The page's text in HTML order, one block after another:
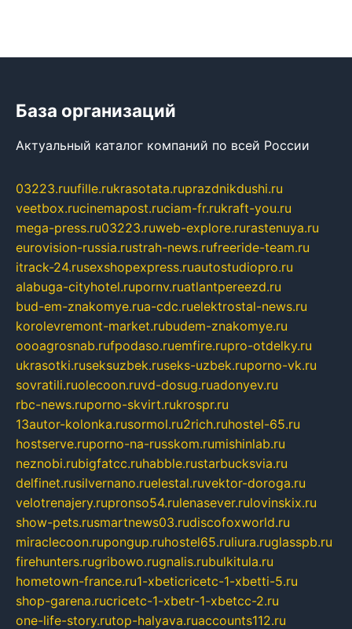
База организаций
Актуальный каталог компаний по всей России
03223.ruufille.rukrasotata.ruprazdnikdushi.ru
veetbox.rucinemapost.ruciam-fr.rukraft-you.ru
mega-press.ru03223.ruweb-explore.rurastenuya.ru
eurovision-russia.rustrah-news.rufreeride-team.ru
itrack-24.rusexshopexpress.ruautostudiopro.ru
alabuga-cityhotel.rupornv.ruatlantpereezd.ru
bud-em-znakomye.rua-cdc.ruelektrostal-news.ru
korolevremont-market.rubudem-znakomye.ru
oooagrosnab.rufpodaso.ruemfire.rupro-otdelky.ru
ukrasotki.ruseksuzbek.ruseks-uzbek.ruporno-vk.ru
sovratili.ruolecoon.ruvd-dosug.ruadonyev.ru
rbc-news.ruporno-skvirt.rukrospr.ru
13autor-kolonka.rusormol.ru2rich.ruhostel-65.ru
hostserve.ruporno-na-russkom.rumishinlab.ru
neznobi.rubigfatcc.ruhabble.rustarbucksvia.ru
delfinet.rusilvernano.ruelestal.ruvektor-doroga.ru
velotrenajery.rupronso54.rulenasever.rulovinskix.ru
show-pets.rusmartnews03.rudiscofoxworld.ru
miraclecoon.rupongup.ruhostel65.ruliura.ruglasspb.ru
firehunters.rugribowo.rugnalis.rubulkitula.ru
hometown-france.ru1-xbeticricetc-1-xbetti-5.ru
shop-garena.rucricetc-1-xbetr-1-xbetcc-2.ru
one-life-story.rutop-halyava.ruaccounts112.ru